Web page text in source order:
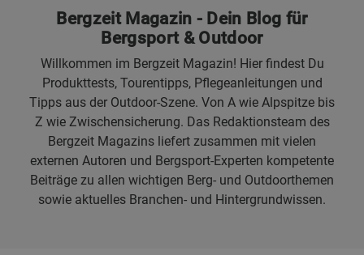
Bergzeit Magazin - Dein Blog für
Bergsport & Outdoor
Willkommen im Bergzeit Magazin! Hier findest Du
Produkttests, Tourentipps, Pflegeanleitungen und
Tipps aus der Outdoor-Szene. Von A wie Alpspitze bis
Z wie Zwischensicherung. Das Redaktionsteam des
Bergzeit Magazins liefert zusammen mit vielen
externen Autoren und Bergsport-Experten kompetente
Beiträge zu allen wichtigen Berg- und Outdoorthemen
sowie aktuelles Branchen- und Hintergrundwissen.